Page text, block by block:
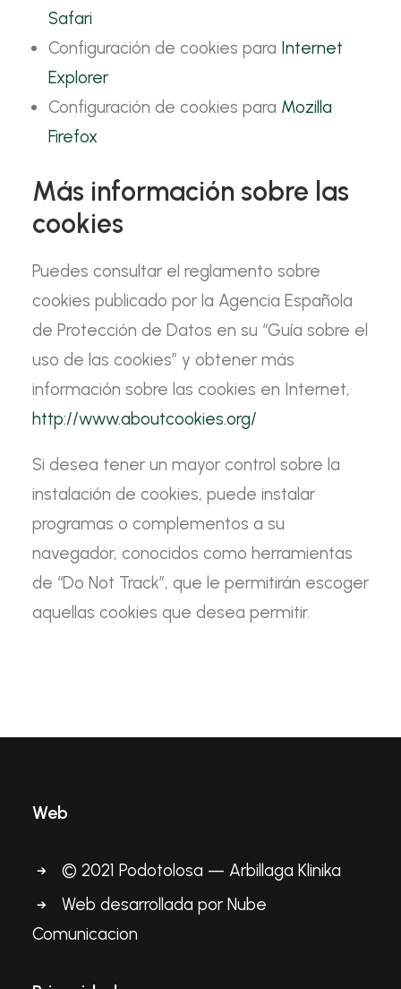
Safari
Configuración de cookies para Internet
Explorer
Configuración de cookies para Mozilla
Firefox
Más información sobre las
cookies
Puedes consultar el reglamento sobre
cookies publicado por la Agencia Española
de Protección de Datos en su “Guía sobre el
uso de las cookies” y obtener más
información sobre las cookies en Internet,
http://www.aboutcookies.org/
Si desea tener un mayor control sobre la
instalación de cookies, puede instalar
programas o complementos a su
navegador, conocidos como herramientas
de “Do Not Track”, que le permitirán escoger
aquellas cookies que desea permitir.
Web
© 2021 Podotolosa — Arbillaga Klinika
Web desarrollada por Nube
Comunicacion